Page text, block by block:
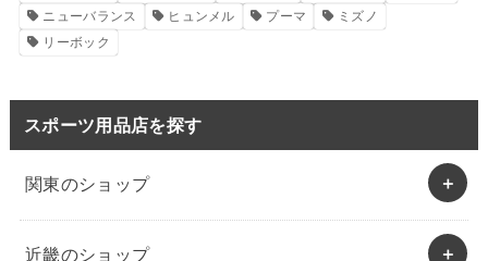
ニューバランス
ヒュンメル プーマ
ミズノ
リーボック
スポーツ用品店を探す
関東のショップ
近畿のショップ